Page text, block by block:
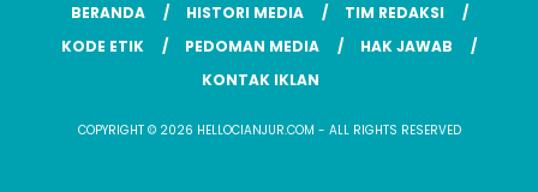
BERANDA HISTORI MEDIA
TIM REDAKSI
KODE ETIK
PEDOMAN MEDIA
HAK JAWAB
KONTAK IKLAN
COPYRIGHT © 2026 HELLOCIANJUR.COM - ALL RIGHTS RESERVED